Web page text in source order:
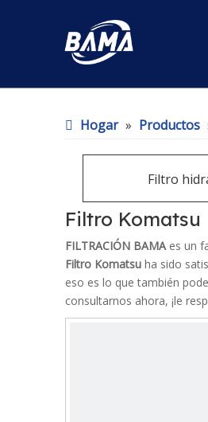
Hogar » Productos
Filtro
Filtro Komatsu
FILTRACIÓN BAMAes un
Filtro Komatsu ha sido
eso es lo que también
consultarnos ahora, ¡le